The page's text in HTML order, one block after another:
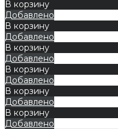
В корзину
Добавлено
В корзину
Добавлено
В корзину
Добавлено
В корзину
Добавлено
В корзину
Добавлено
В корзину
Добавлено